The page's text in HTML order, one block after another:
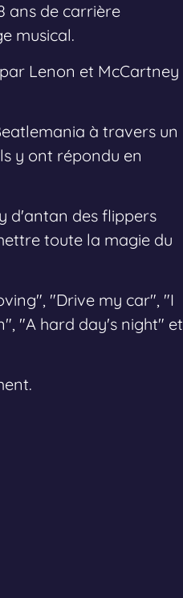
ans de carrière
musical.
Lenon et McCartney
à travers un
y ont répondu en
d'antan des flippers
toute la magie du
"Drive my car", "I
"A hard day's night" et